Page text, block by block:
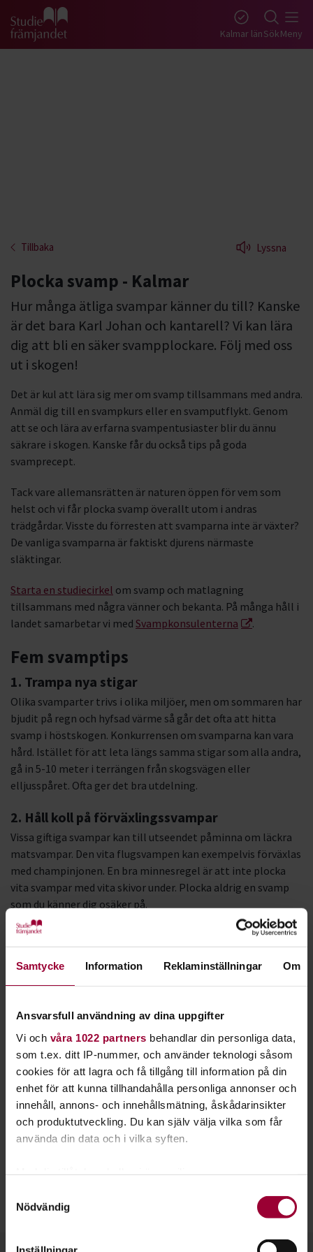
Samtycke Information Reklaminställningar Om
Ansvarsfull användning av dina uppgifter
Vi och våra 1022 partners behandlar din personliga data,
som t.ex. ditt IP-nummer, och använder teknologi såsom
cookies för att lagra och få tillgång till information på din
enhet för att kunna tillhandahålla personliga annonser och
innehåll, annons- och innehållsmätning, åskådarinsikter
och produktutveckling. Du kan själv välja vilka som får
använda din data och i vilka syften.
som kan ha en noggrannhet på upp till flera meter
Nödvändig
Gå till studiefrämjandets startsida Kalmar länSökMeny
Tillbaka Lyssna
Plocka svamp - Kalmar
Hur många ätliga svampar känner du till? Kanske
är det bara Karl Johan och kantarell? Vi kan lära
dig att bli en säker svampplockare. Följ med oss
ut i skogen!
Det är kul att lära sig mer om svamp tillsammans med andra.
Anmäl dig till en svampkurs eller en svamputflykt. Genom
att se och lära av erfarna svampentusiaster blir du ännu
säkrare i skogen. Kanske får du också tips på goda
svamprecept.
Tack vare allemansrätten är naturen öppen för vem som
helst och vi får plocka svamp överallt utom i andras
trädgårdar. Visste du förresten att svamparna inte är växter?
De vanliga svamparna är faktiskt djurens närmaste
släktingar.
Starta en studiecirkel om svamp och matlagning
tillsammans med några vänner och bekanta. På många håll i
landet samarbetar vi med Svampkonsulenterna .
Fem svamptips
1. Trampa nya stigar
Olika svamparter trivs i olika miljöer, men om sommaren har
bjudit på regn och hyfsad värme så går det ofta att hitta
svamp i höstskogen. Konkurrensen om svamparna kan vara
hård. Istället för att leta längs samma stigar som alla andra,
gå in 5-10 meter i terrängen från skogsvägen eller
elljusspåret. Ofta ger det bra utdelning.
2. Håll koll på förväxlingssvampar
Vissa giftiga svampar kan till utseendet påminna om läckra
matsvampar. Den vita flugsvampen kan exempelvis förväxlas
med champinjonen. En bra minnesregel är att inte plocka
vita svampar med vita skivor under. Plocka aldrig en svamp
som du känner dig osäker på.
3. Bär svampskörden rätt
hanteras och förvaras. Lägg den plockade svampen luftigt i
en korg, alternativt i en tyg- eller papperspåse under
bli dålig i förtid.
4. Grovrensa redan i skogen
Ta med en svampkniv med borste ut på svampturen och ta
bort jord, barr och eventuella småkryp redan när du plockar
svampen. Du sparar tid och vet att du får med dig fina
svampar hem.
Broschyren är skriven av Svampkonsulenterna i samarbete
med Giftinformationscentralen. Den kan laddas ner via
www.giftinformation.se
och finns på 29 olika språk.